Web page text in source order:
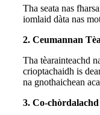
Tha seata nas
iomlaid dàta nas
2. Ceumannan
Tha tèarainteachd
crioptachaidh is
na gnothaichean
3. Co-